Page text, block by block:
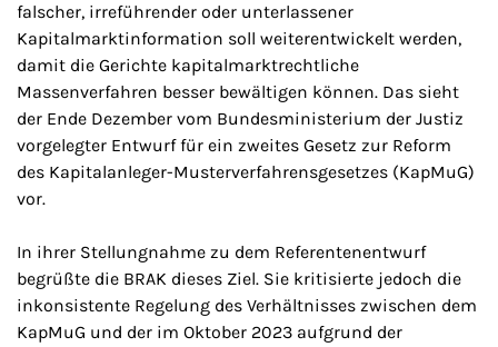
falscher, irreführender oder unterlassener
Kapitalmarktinformation soll weiterentwickelt werden,
damit die Gerichte kapitalmarktrechtliche
Massenverfahren besser bewältigen können. Das sieht
der Ende Dezember vom Bundesministerium der Justiz
vorgelegter Entwurf für ein zweites Gesetz zur Reform
des Kapitalanleger-Musterverfahrensgesetzes (KapMuG)
vor.
In ihrer Stellungnahme zu dem Referentenentwurf
begrüßte die BRAK dieses Ziel. Sie kritisierte jedoch die
inkonsistente Regelung des Verhältnisses zwischen dem
KapMuG und der im Oktober 2023 aufgrund der